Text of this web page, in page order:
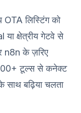
लिस्टिंग को
क्षेत्रीय गेटवे से
n8n के ज़रिए
टूल्स से कनेक्ट
बढ़िया चलता